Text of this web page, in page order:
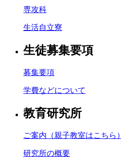
専攻科
生活自立寮
生徒募集要項
募集要項
学費などについて
教育研究所
ご案内（親子教室はこちら）
研究所の概要